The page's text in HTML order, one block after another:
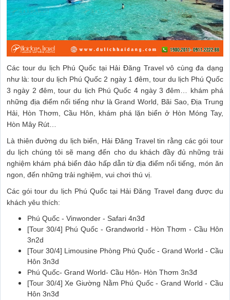
Các tour du lịch Phú Quốc tại Hải Đăng Travel vô cùng đa dạng
như là: tour du lịch Phú Quốc 2 ngày 1 đêm, tour du lịch Phú Quốc
3 ngày 2 đêm, tour du lịch Phú Quốc 4 ngày 3 đêm… khám phá
những địa điểm nổi tiếng như là Grand World, Bãi Sao, Địa Trung
Hải, Hòn Thơm, Cầu Hôn, khám phá lặn biển ở Hòn Móng Tay,
Hòn Mây Rút…
Là thiên đường du lịch biển, Hải Đăng Travel tin rằng các gói tour
du lịch chúng tôi sẽ mang đến cho du khách đầy đủ những trải
nghiệm khám phá biển đảo hấp dẫn từ địa điểm nổi tiếng, món ăn
ngon, đến những trải nghiệm, vui chơi thú vị.
Các gói tour du lịch Phú Quốc tại Hải Đăng Travel đang được du
khách yêu thích:
Phú Quốc - Vinwonder - Safari 4n3đ
[Tour 30/4] Phú Quốc - Grandworld - Hòn Thơm - Cầu Hôn
3n2d
[Tour 30/4] Limousine Phòng Phú Quốc - Grand World - Cầu
Hôn 3n3d
Phú Quốc- Grand World- Cầu Hôn- Hòn Thơm 3n3đ
[Tour 30/4] Xe Giường Nằm Phú Quốc - Grand World - Cầu
Hôn 3n3đ